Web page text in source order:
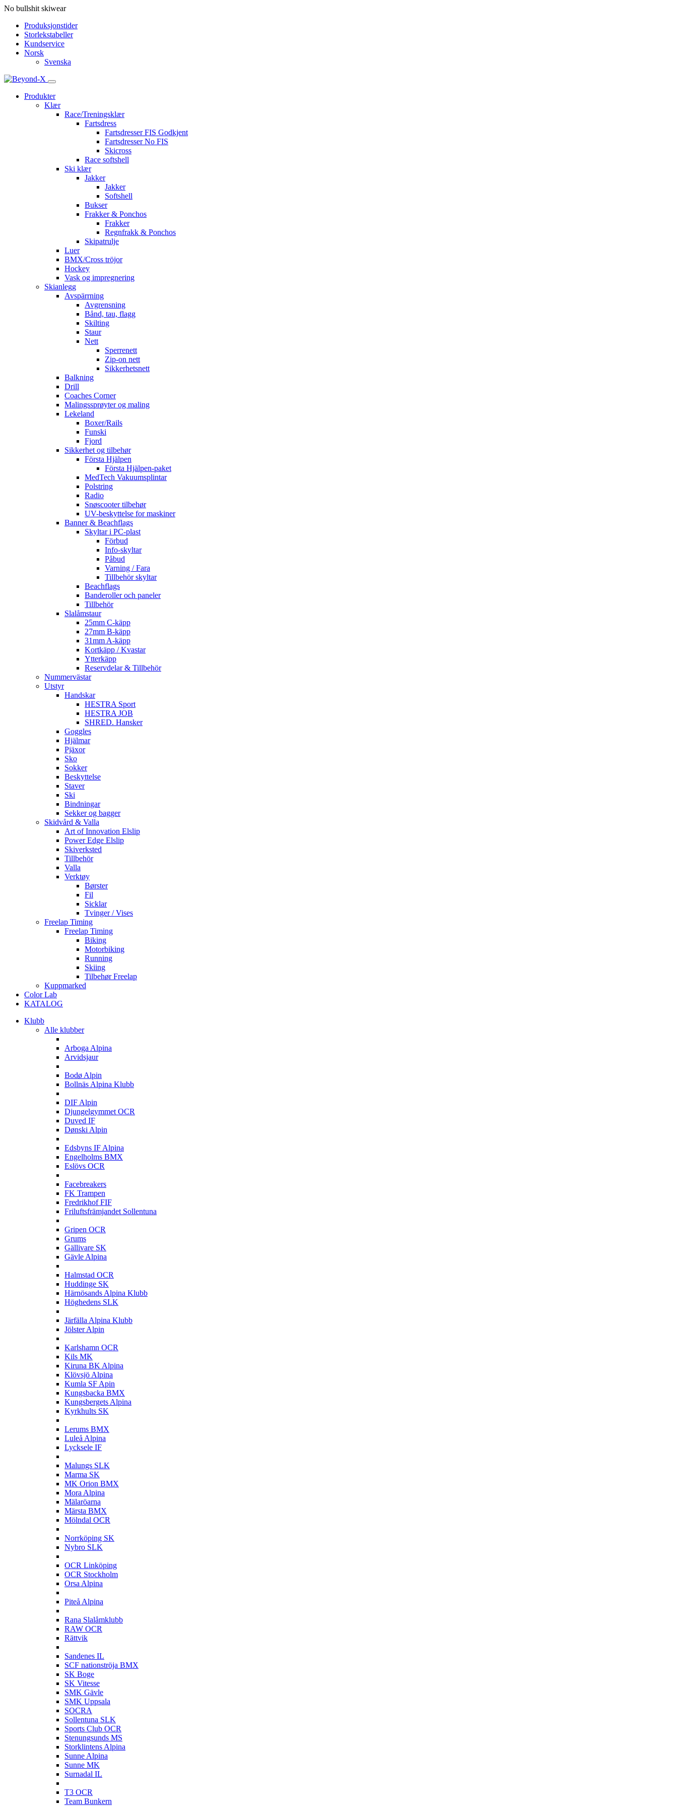
No bullshit skiwear
Produksjonstider
Storlekstabeller
Kundservice
Norsk
Svenska
Produkter
Klær
Race/Treningsklær
Fartsdress
Fartsdresser FIS Godkjent
Fartsdresser No FIS
Skicross
Race softshell
Ski klær
Jakker
Jakker
Softshell
Bukser
Frakker & Ponchos
Frakker
Regnfrakk & Ponchos
Skipatrulje
Luer
BMX/Cross tröjor
Hockey
Vask og impregnering
Skianlegg
Avspärrning
Avgrensning
Bånd, tau, flagg
Skilting
Staur
Nett
Sperrenett
Zip-on nett
Sikkerhetsnett
Balkning
Drill
Coaches Corner
Malingssprøyter og maling
Lekeland
Boxer/Rails
Funski
Fjord
Sikkerhet og tilbehør
Första Hjälpen
Första Hjälpen-paket
MedTech Vakuumsplintar
Polstring
Radio
Snøscooter tilbehør
UV-beskyttelse for maskiner
Banner & Beachflags
Skyltar i PC-plast
Förbud
Info-skyltar
Påbud
Varning / Fara
Tillbehör skyltar
Beachflags
Banderoller och paneler
Tillbehör
Slalåmstaur
25mm C-käpp
27mm B-käpp
31mm A-käpp
Kortkäpp / Kvastar
Ytterkäpp
Reservdelar & Tillbehör
Nummervästar
Utstyr
Handskar
HESTRA Sport
HESTRA JOB
SHRED. Hansker
Goggles
Hjälmar
Pjäxor
Sko
Sokker
Beskyttelse
Staver
Ski
Bindningar
Sekker og bagger
Skidvård & Valla
Art of Innovation Elslip
Power Edge Elslip
Skiverksted
Tillbehör
Valla
Verktøy
Børster
Fil
Sicklar
Tvinger / Vises
Freelap Timing
Freelap Timing
Biking
Motorbiking
Running
Skiing
Tilbehør Freelap
Kuppmarked
Color Lab
KATALOG
Klubb
Alle klubber
Arboga Alpina
Arvidsjaur
Bodø Alpin
Bollnäs Alpina Klubb
DIF Alpin
Djungelgymmet OCR
Duved IF
Dønski Alpin
Edsbyns IF Alpina
Engelholms BMX
Eslövs OCR
Facebreakers
FK Trampen
Fredrikhof FIF
Friluftsfrämjandet Sollentuna
Gripen OCR
Grums
Gällivare SK
Gävle Alpina
Halmstad OCR
Huddinge SK
Härnösands Alpina Klubb
Höghedens SLK
Järfälla Alpina Klubb
Jölster Alpin
Karlshamn OCR
Kils MK
Kiruna BK Alpina
Klövsjö Alpina
Kumla SF Apin
Kungsbacka BMX
Kungsbergets Alpina
Kyrkhults SK
Lerums BMX
Luleå Alpina
Lycksele IF
Malungs SLK
Marma SK
MK Orion BMX
Mora Alpina
Mälaröarna
Märsta BMX
Mölndal OCR
Norrköping SK
Nybro SLK
OCR Linköping
OCR Stockholm
Orsa Alpina
Piteå Alpina
Rana Slalåmklubb
RAW OCR
Rättvik
Sandenes IL
SCF nationströja BMX
SK Boge
SK Vitesse
SMK Gävle
SMK Uppsala
SOCRA
Sollentuna SLK
Sports Club OCR
Stenungsunds MS
Storklintens Alpina
Sunne Alpina
Sunne MK
Surnadal IL
T3 OCR
Team Bunkern